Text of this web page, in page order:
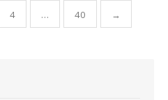
4 … 40 →